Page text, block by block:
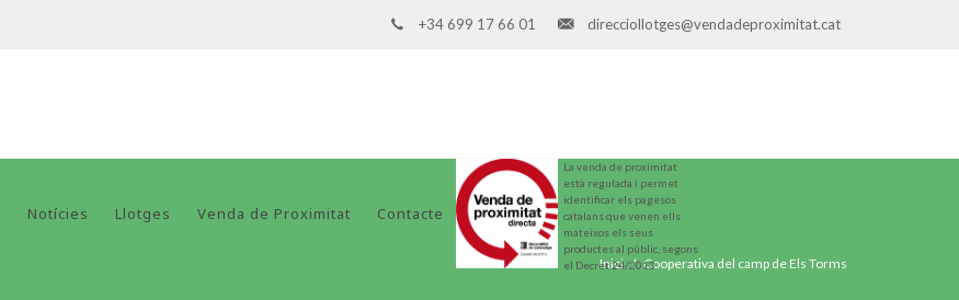
+34 699 17 66 01 direcciollotges@vendadeproximitat.cat
Notícies Llotges Venda de Proximitat Contacte
La venda de proximitat
està regulada i permet
identificar els pagesos
catalans que venen ells
mateixos els seus
productes al públic, segons
el Decret 24/2013
Inici Cooperativa del camp de Els Torms